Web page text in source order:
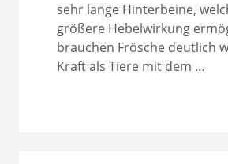
sehr lange Hinterbeine,
größere Hebelwirkung
brauchen Frösche deutlich
Kraft als Tiere mit dem …